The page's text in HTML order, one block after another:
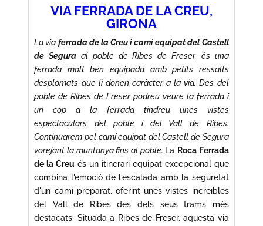
Ribes
de
-
Girona
VIA FERRADA DE LA CREU,
GIRONA
La via ferrada de la Creu i camí equipat del Castell
de Segura al poble de Ribes de Freser, és una
ferrada molt ben equipada amb petits ressalts
desplomats que li donen caràcter a la via. Des del
poble de Ribes de Freser podreu veure la ferrada i
un cop a la ferrada tindreu unes vistes
espectaculars del poble i del Vall de Ribes.
Continuarem pel camí equipat del Castell de Segura
vorejant la muntanya fins al poble. La Roca Ferrada
de la Creu és un itinerari equipat excepcional que
combina l'emoció de l'escalada amb la seguretat
d'un camí preparat, oferint unes vistes increïbles
del Vall de Ribes des dels seus trams més
destacats. Situada a Ribes de Freser, aquesta via